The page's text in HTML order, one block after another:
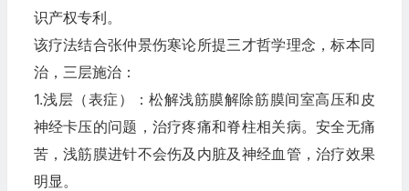
识产权专利。
该疗法结合张仲景伤寒论所提三才哲学理念，标本同
治，三层施治：
1.浅层（表症）：松解浅筋膜解除筋膜间室高压和皮
神经卡压的问题，治疗疼痛和脊柱相关病。安全无痛
苦，浅筋膜进针不会伤及内脏及神经血管，治疗效果
明显。